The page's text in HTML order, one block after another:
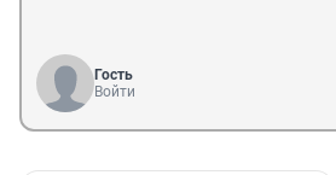
Гость
Войти